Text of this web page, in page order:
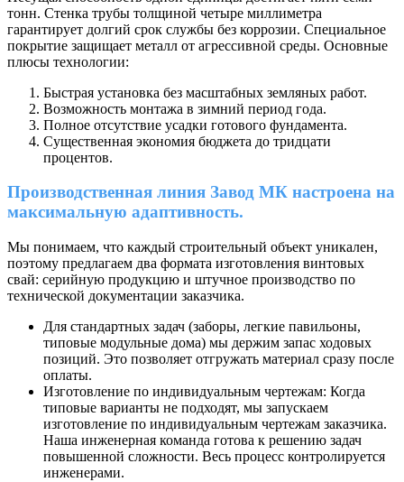
тонн. Стенка трубы толщиной четыре миллиметра
гарантирует долгий срок службы без коррозии. Специальное
покрытие защищает металл от агрессивной среды. Основные
плюсы технологии:
Быстрая установка без масштабных земляных работ.
Возможность монтажа в зимний период года.
Полное отсутствие усадки готового фундамента.
Существенная экономия бюджета до тридцати
процентов.
Производственная линия Завод МК настроена на
максимальную адаптивность.
Мы понимаем, что каждый строительный объект уникален,
поэтому предлагаем два формата изготовления винтовых
свай: серийную продукцию и штучное производство по
технической документации заказчика.
Для стандартных задач (заборы, легкие павильоны,
типовые модульные дома) мы держим запас ходовых
позиций. Это позволяет отгружать материал сразу после
оплаты.
Изготовление по индивидуальным чертежам: Когда
типовые варианты не подходят, мы запускаем
изготовление по индивидуальным чертежам заказчика.
Наша инженерная команда готова к решению задач
повышенной сложности. Весь процесс контролируется
инженерами.